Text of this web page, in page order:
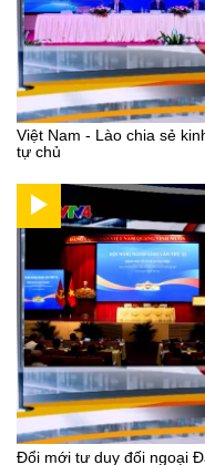
Việt Nam - Lào chia sẻ
tự chủ
Đổi mới tư duy đối ngoại